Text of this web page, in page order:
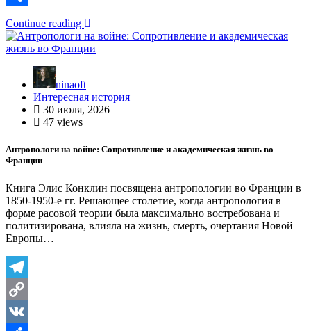
Отправить
Continue reading
ninaoft
Интересная история
30 июля, 2026
47 views
Антропологи на войне: Сопротивление и академическая жизнь во
Франции
Книга Элис Конклин посвящена антропологии во Франции в
1850-1950-е гг. Решающее столетие, когда антропология в
форме расовой теории была максимально востребована и
политизирована, влияла на жизнь, смерть, очертания Новой
Европы…
Telegram
Copy